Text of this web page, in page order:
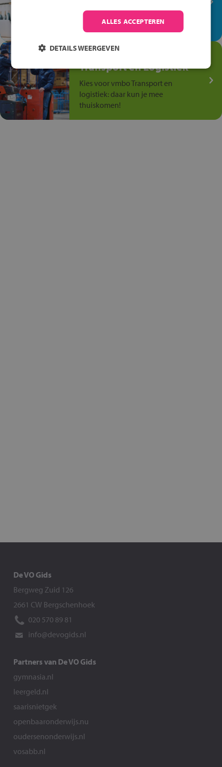
op de winkelvloer, waar elke dag
anders is!
Jouw talent in de
Transport en Logistiek
Kies voor vmbo Transport en
logistiek: daar kun je mee
thuiskomen!
De VO Gids
Bergweg Zuid 126
2661 CW Bergschenhoek
020 570 89 81
info@devogids.nl
Partners van De VO Gids
gymnasia.nl
leergeld.nl
saarisnietgek
openbaaronderwijs.nu
oudersenonderwijs.nl
vosabb.nl
ALLES ACCEPTEREN
DETAILS WEERGEVEN